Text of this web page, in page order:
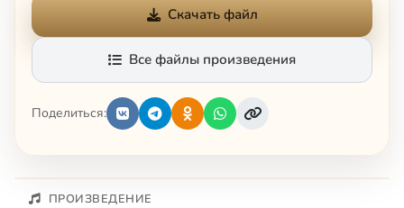
Скачать файл
Все файлы произведения
Поделиться:
ПРОИЗВЕДЕНИЕ